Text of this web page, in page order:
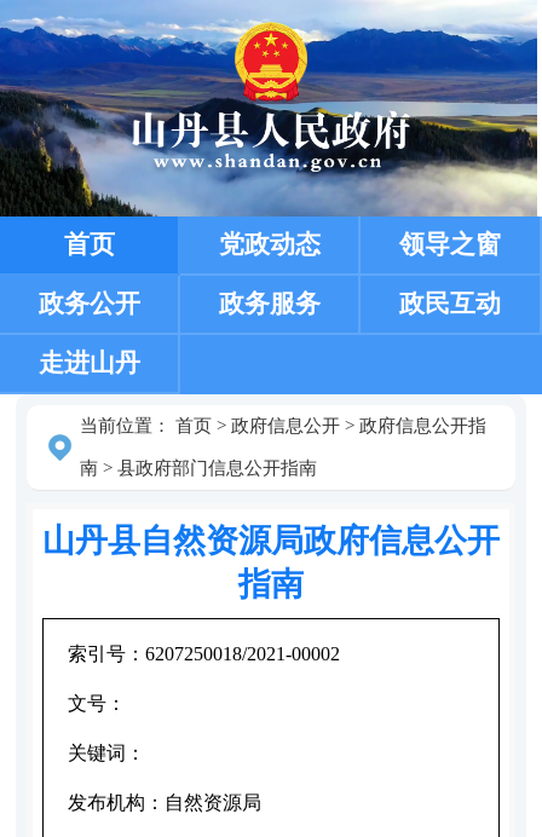
首页 党政动态 领导之窗
政务公开 政务服务 政民互动
走进山丹
当前位置： 首页> 政府信息公开> 政府信息公开指
南> 县政府部门信息公开指南
山丹县自然资源局政府信息公开
指南
索引号： 6207250018/2021-00002
文号：
关键词：
发布机构： 自然资源局